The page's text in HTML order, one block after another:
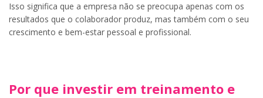
Isso significa que a empresa não se preocupa apenas com os
resultados que o colaborador produz, mas também com o seu
crescimento e bem-estar pessoal e profissional.
Por que investir em treinamento e